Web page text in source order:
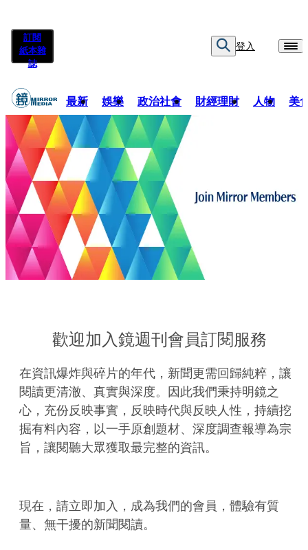
訂閱
紙本雜
誌
登入
最新 娛樂 政治社會 財經理財 人物 美
歡迎加入鏡週刊會員訂閱服務
在資訊爆炸與碎片的年代，新聞更需回歸純粹，讓
閱讀更清澈、真實與深度。因此我們秉持明鏡之
心，充份反映事實，反映時代與反映人性，持續挖
掘有料內容，以一手原創題材、深度調查報導為宗
旨，讓閱聽大眾獲取最完整的資訊。
現在，請立即加入，成為我們的會員，體驗有質
量、無干擾的新聞閱讀。